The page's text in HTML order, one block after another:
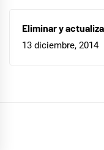
Eliminar y
13 diciembre, 2014